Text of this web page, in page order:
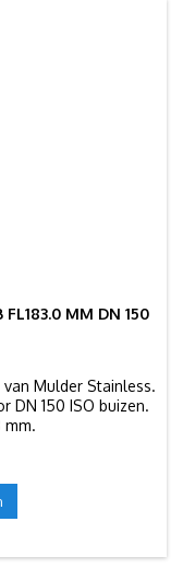
MM DN 150
Mulder Stainless.
DN 150 ISO buizen.
mm.